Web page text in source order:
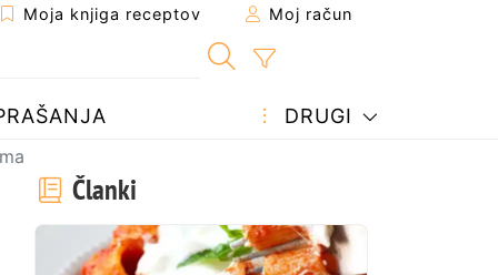
Moja knjiga receptov Moj račun
DRUGI
Članki